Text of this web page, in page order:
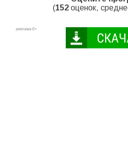
(152 оценок,